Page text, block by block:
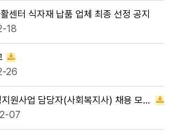
센터 식자재 납품 업체 최종 선정 공지
18
26
[채용공고] 자산형성지원사업 담당자(사회복지사) 채용 모집 공고
07